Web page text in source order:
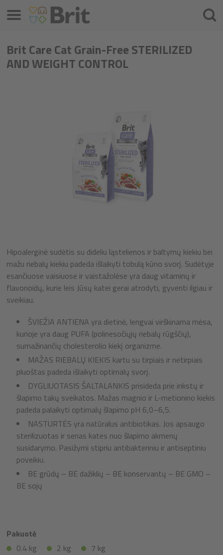
Brit Care Cat Grain-Free STERILIZED
AND WEIGHT CONTROL
Hipoalerginė sudėtis su dideliu ląstelienos ir baltymų kiekiu bei
mažu riebalų kiekiu padeda išlaikyti tobulą kūno svorį. Sudėtyje
esančiuose vaisiuose ir vaistažolėse yra daug vitaminų ir
flavonoidų, kurie leis Jūsų katei gerai atrodyti, gyventi ilgiau ir
sveikiau.
ŠVIEŽIA ANTIENA yra dietinė, lengvai virškinama mėsa,
kurioje yra daug PUFA (polinesočiųjų riebalų rūgščių),
sumažinančių cholesterolio kiekį organizme.
MAŽAS RIEBALŲ KIEKIS kartu su tirpiais ir netirpiais
pluoštas padeda išlaikyti optimalų svorį.
DYGLIUOTASIS ŠALTALANKIS prisideda prie inkstų ir
šlapimo takų sveikatos. Mažas magnio ir L-metionino kiekis
padeda palaikyti optimalų šlapimo pH 6,0–6,5.
NASTURTĖS yra natūralus antibiotikas. Jos apsaugo
sterilizuotas ir senas kates nuo šlapimo akmenų
susidarymo. Pasižymi stipriu antibakteriniu ir antiseptiniu
poveikiu.
BE grūdų – BE dažiklių – BE konservantų – BE GMO –
BE sojų
Pakuotė
0.4 kg
2 kg 7 kg
Meniu